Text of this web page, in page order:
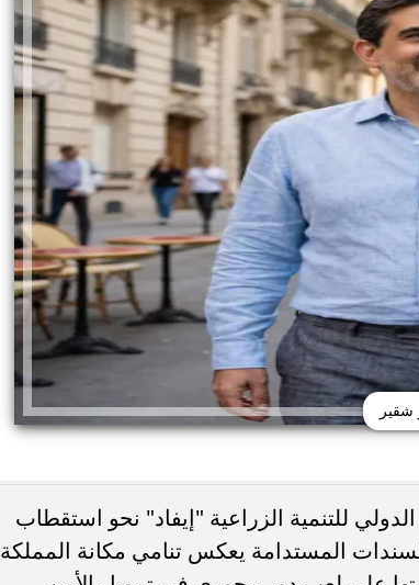
للتنمية الزراعية "إيفاد" نحو استقطاب
المستدامة يعكس تنامي مكانة المملكة
تاريخي
الكويت تغلق المدرسة الإيرانية الخاصة
ترخيصها رسميًا